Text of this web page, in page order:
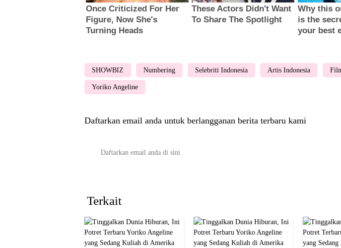
SHOWBIZ Numbering Selebriti Indonesia Artis Indonesia
Yoriko Angeline
Daftarkan email anda untuk berlangganan berita terbaru kami
Terkait